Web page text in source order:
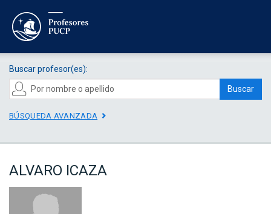
Buscar profesor(es):
Buscar
BÚSQUEDA AVANZADA
ALVARO ICAZA